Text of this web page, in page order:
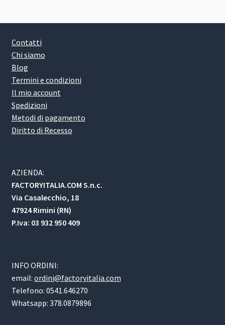
Contatti
Chi siamo
Blog
Termini e condizioni
Il mio account
Spedizioni
Metodi di pagamento
Diritto di Recesso
AZIENDA:
FACTORYITALIA.COM S.n.c.
Via Casalecchio, 18
47924 Rimini (RN)
P.Iva: 03 932 950 409
INFO ORDINI:
email: ordini@factoryitalia.com
Telefono: 0541.646270
Whatsapp: 378.0879896